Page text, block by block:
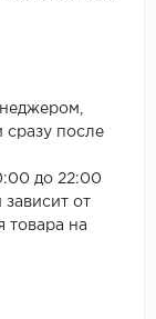
Vinilam
сразу после
до 22:00
от
товара на